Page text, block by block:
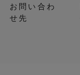
お問い合わ
せ先